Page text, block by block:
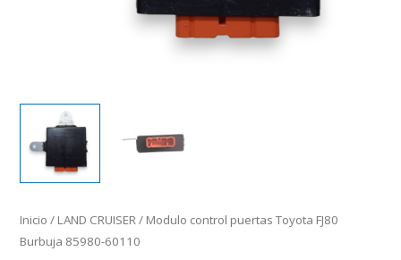
Inicio / LAND CRUISER/ Modulo control puertas Toyota FJ80
Burbuja 85980-60110